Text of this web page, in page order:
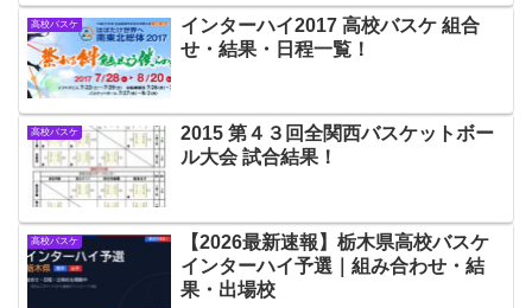
高校バスケ
インターハイ2017 高校バスケ 組合
せ・結果・日程一覧！
高校バスケ
2015 第４３回全関西バスケットボー
ル大会 試合結果！
高校バスケ
【2026最新速報】栃木県高校バスケ
インターハイ予選｜組み合わせ・結
果・出場校